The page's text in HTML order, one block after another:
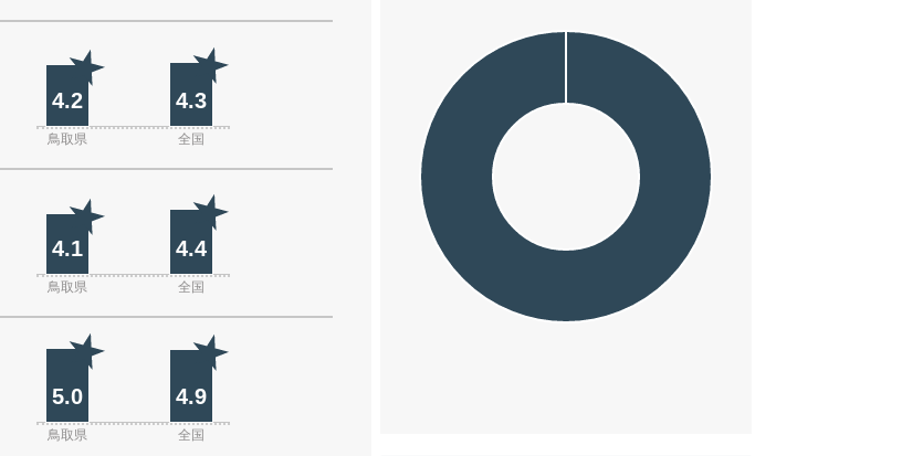
4.2 4.3
鳥取県 全国
4.1 4.4
鳥取県 全国
5.0 4.9
鳥取県 全国